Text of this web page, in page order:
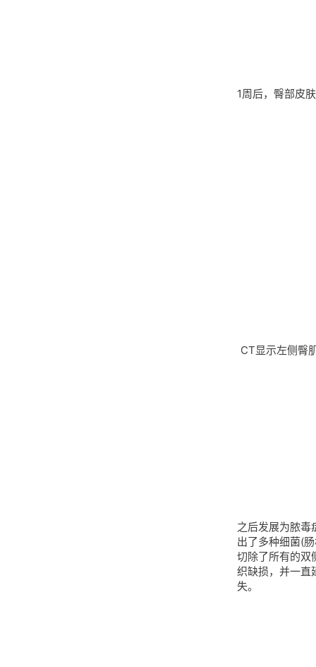
1周后，臀部皮
CT显示左侧臀
之后发展为脓毒
出了多种细菌(
切除了所有的双
织缺损，并一直
失。